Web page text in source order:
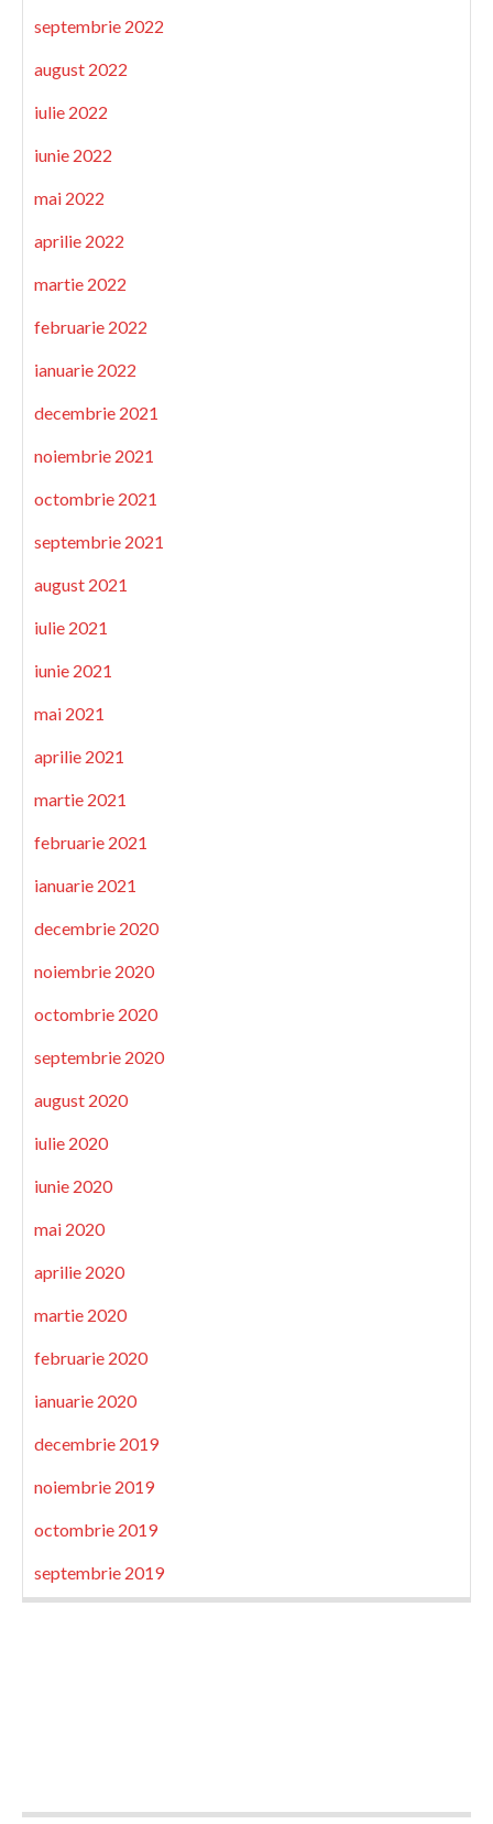
septembrie 2022
august 2022
iulie 2022
iunie 2022
mai 2022
aprilie 2022
martie 2022
februarie 2022
ianuarie 2022
decembrie 2021
noiembrie 2021
octombrie 2021
septembrie 2021
august 2021
iulie 2021
iunie 2021
mai 2021
aprilie 2021
martie 2021
februarie 2021
ianuarie 2021
decembrie 2020
noiembrie 2020
octombrie 2020
septembrie 2020
august 2020
iulie 2020
iunie 2020
mai 2020
aprilie 2020
martie 2020
februarie 2020
ianuarie 2020
decembrie 2019
noiembrie 2019
octombrie 2019
septembrie 2019